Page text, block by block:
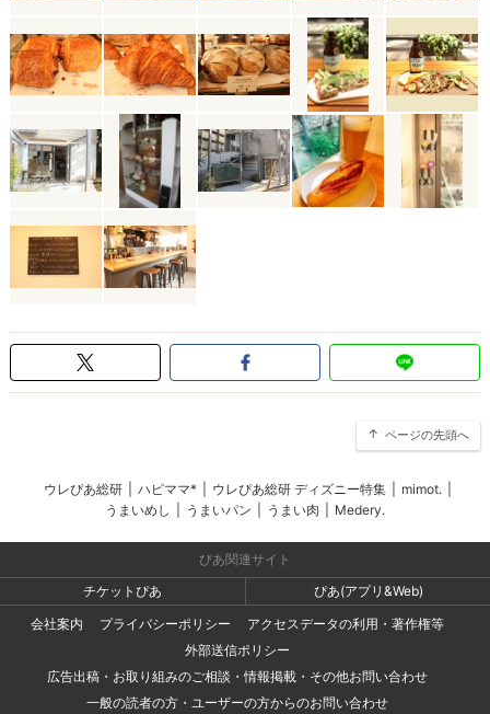
ページの先頭へ
ウレぴあ総研 ハピママ* ウレぴあ総研 ディズニー特集 mimot.
うまいめし
うまいパン うまい肉 Medery.
ぴあ関連サイト
チケットぴあ
ぴあ(アプリ&Web)
会社案内
プライバシーポリシー
アクセスデータの利用・著作権等
外部送信ポリシー
広告出稿・お取り組みのご相談・情報掲載・その他お問い合わせ
一般の読者の方・ユーザーの方からのお問い合わせ